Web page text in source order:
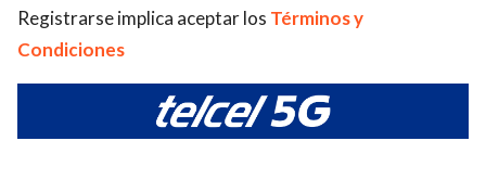
Registrarse implica aceptar los Términos y
Condiciones